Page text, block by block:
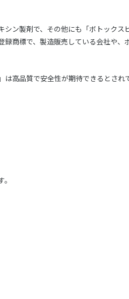
ン製剤で、その他にも「ボトックス
録商標で、製造販売している会社や、
高品質で安全性が期待できるとされ